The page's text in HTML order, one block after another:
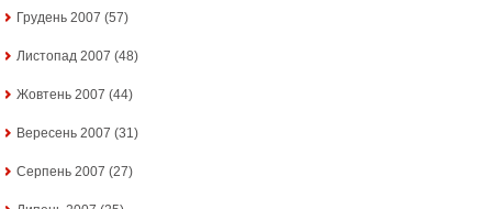
Грудень 2007 (57)
Листопад 2007 (48)
Жовтень 2007 (44)
Вересень 2007 (31)
Серпень 2007 (27)